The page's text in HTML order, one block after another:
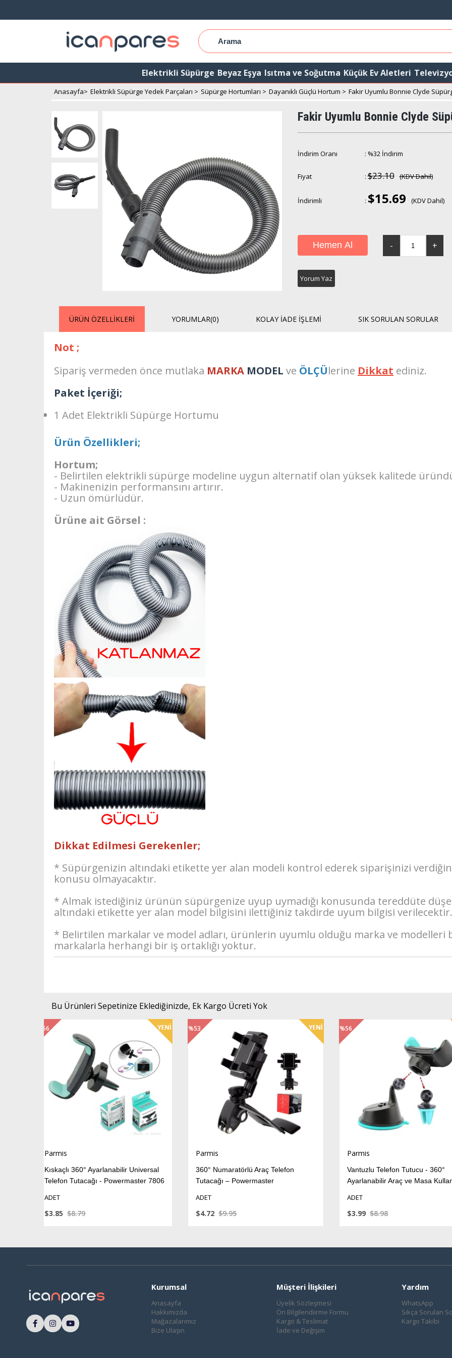
Elektrikli Süpürge Beyaz Eşya Isıtma ve Soğutma Küçük Ev Aletleri
Anasayfa> Elektrikli Süpürge Yedek Parçaları > Süpürge Hortumları > Dayanıklı Güçlü Hortum > Fakir Uyumlu Bonnie Clyde
Fakir Uyumlu Bonnie Clyde
İndirim Oranı : %32İndirim
Fiyat :$23.10 (KDV Dahil)
İndirimli : $15.69 (KDV Dahil)
Yorum Yaz
ÜRÜN ÖZELLIKLERI YORUMLAR(0) KOLAY İADE İŞLEMI SIK SORULAN SORULAR
Not ;
Sipariş vermeden önce mutlaka MARKA MODEL ve ÖLÇÜlerine Dikkat ediniz.
Paket İçeriği;
1 Adet Elektrikli Süpürge Hortumu
Ürün Özellikleri;
Hortum;
- Belirtilen elektrikli süpürge modeline uygun alternatif olan yüksek kalitede
- Makinenizin performansını artırır.
- Uzun ömürlüdür.
Ürüne ait Görsel :
Dikkat Edilmesi Gerekenler;
* Süpürgenizin altındaki etikette yer alan modeli kontrol ederek siparişinizi
konusu olmayacaktır.
* Almak istediğiniz ürünün süpürgenize uyup uymadığı konusunda tereddüte
altındaki etikette yer alan model bilgisini ilettiğiniz takdirde uyum bilgisi verilecektir.
* Belirtilen markalar ve model adları, ürünlerin uyumlu olduğu marka ve modelleri
markalarla herhangi bir iş ortaklığı yoktur.
Bu Ürünleri Sepetinize Eklediğinizde, Ek Kargo Ücreti Yok
Universal
- Powermaster 7806
360° Numaratörlü Araç Telefon
Tutacağı – Powermaster
İndirim
Vantuzlu Telefon Tutucu - 360°
Ayarlanabilir Araç ve Masa Kullanımı
İndirim
Bisiklet
Ayarlanabilir
İndirim
Kurumsal
Anasayfa
Hakkımızda
Mağazalarımız
Bize Ulaşın
Müşteri İlişkileri
Üyelik Sözleşmesi
Ön Bilgilendiirme Formu
Kargo & Teslimat
İade ve Değişim
Yardım
WhatsApp
Sıkça Sorulan
Kargo Takibi